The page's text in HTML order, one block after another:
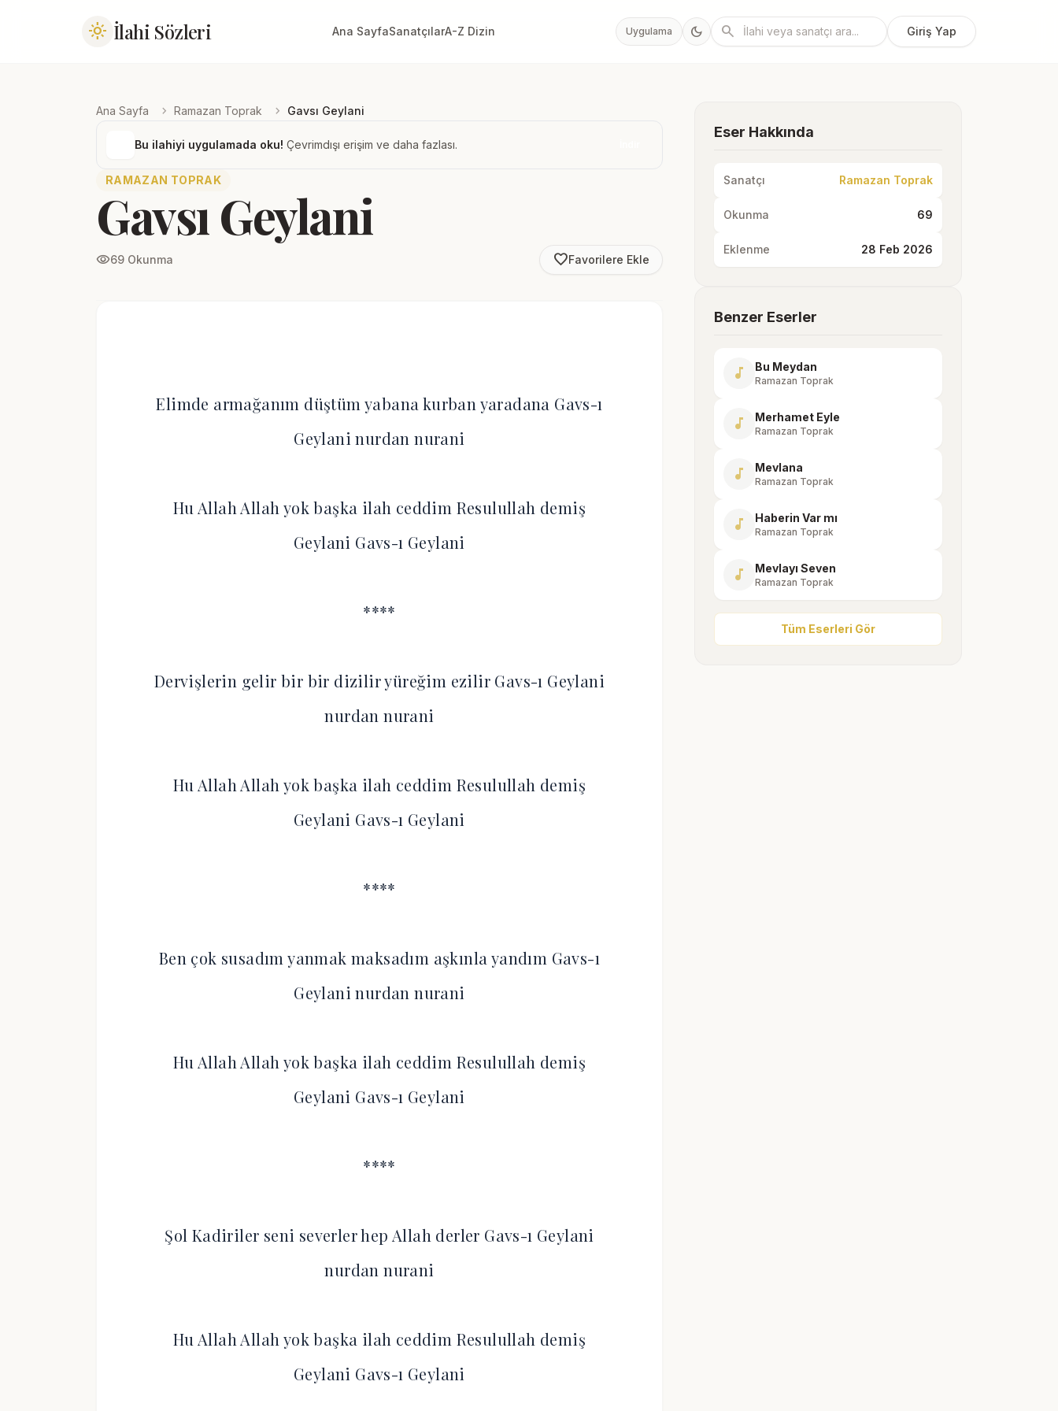
light_mode İlahi Sözleri Ana SayfaSanatçılarA-Z Dizin Uygulama dark_mode search Giriş Yap
Ana Sayfa chevron_right Ramazan Toprak chevron_right Gavsı Geylani
Bu ilahiyi uygulamada oku! Çevrimdışı erişim ve daha fazlası.
RAMAZAN TOPRAK
Gavsı Geylani
visibility69 Okunma favorite_borderFavorilere Ekle
Elimde armağanım düştüm yabana kurban yaradana Gavs-ı
Geylani nurdan nurani
Hu Allah Allah yok başka ilah ceddim Resulullah demiş
Geylani Gavs-ı Geylani
****
Dervişlerin gelir bir bir dizilir yüreğim ezilir Gavs-ı Geylani
nurdan nurani
Hu Allah Allah yok başka ilah ceddim Resulullah demiş
Geylani Gavs-ı Geylani
****
Ben çok susadım yanmak maksadım aşkınla yandım Gavs-ı
Geylani nurdan nurani
Hu Allah Allah yok başka ilah ceddim Resulullah demiş
Geylani Gavs-ı Geylani
****
Şol Kadiriler seni severler hep Allah derler Gavs-ı Geylani
nurdan nurani
Hu Allah Allah yok başka ilah ceddim Resulullah demiş
Geylani Gavs-ı Geylani
Eser Hakkında
Sanatçı Ramazan Toprak
Okunma 69
Eklenme 28 Feb 2026
Benzer Eserler
music_note Bu Meydan
Ramazan Toprak
music_note Merhamet Eyle
Ramazan Toprak
music_note Mevlana
Ramazan Toprak
music_note Haberin Var mı
Ramazan Toprak
music_note Mevlayı Seven
Ramazan Toprak
Tüm Eserleri Gör